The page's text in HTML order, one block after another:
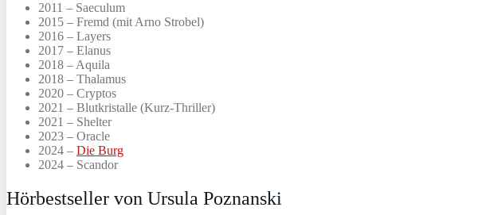
2011 – Saeculum
2015 – Fremd (mit Arno Strobel)
2016 – Layers
2017 – Elanus
2018 – Aquila
2018 – Thalamus
2020 – Cryptos
2021 – Blutkristalle (Kurz-Thriller)
2021 – Shelter
2023 – Oracle
2024 – Die Burg
2024 – Scandor
Hörbestseller von Ursula Poznanski